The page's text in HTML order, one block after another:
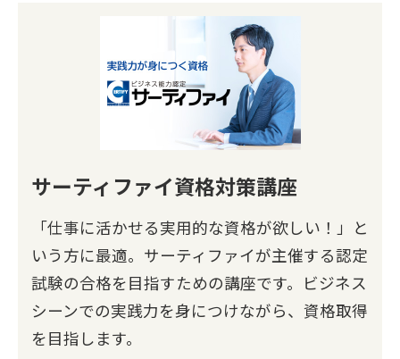
サーティファイ資格対策講座
「仕事に活かせる実用的な資格が欲しい！」と
いう方に最適。サーティファイが主催する認定
試験の合格を目指すための講座です。ビジネス
シーンでの実践力を身につけながら、資格取得
を目指します。